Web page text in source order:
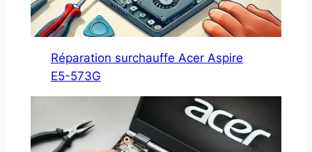
Réparation surchauffe Acer Aspire
E5-573G